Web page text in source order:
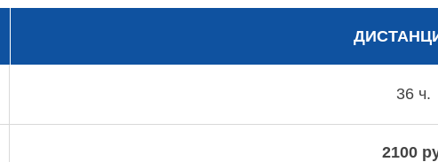
36 ч.
2100